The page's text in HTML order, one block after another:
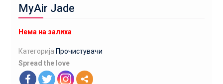
MyAir Jade
Нема на залиха
Категорија Прочистувачи
Spread the love